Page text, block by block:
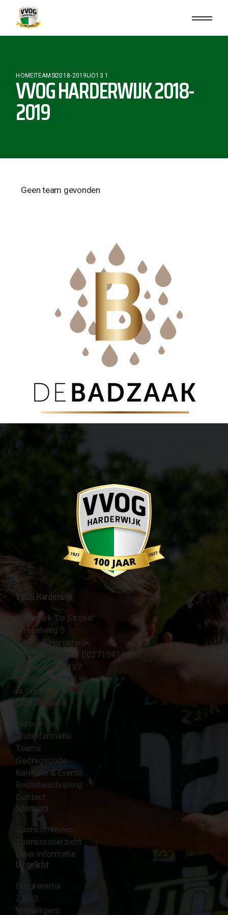
HOMETEAMS2018-2019 JO13 1
VVOG HARDERWIJK 2018-
2019
Geen team gevonden
VVOG Harderwijk
Sportpark 'De Strokel'
Strokelweg 5
3847 LR Harderwijk
BTW Nummer NL 002715910B01
KvK Nr 40094437
☎︎ 0341 - 41 28 96
✉︎ Contactformulier
Clubinformatie
Lid worden
Clubinformatie
Teams
Gedragscode
Kalender & Events
Routebeschrijving
Contact
Sponsors
Sponsornieuws
Sponsoroverzicht
Meer informatie
Uitgelicht
Programma
ZAVO
Vrijwilligers